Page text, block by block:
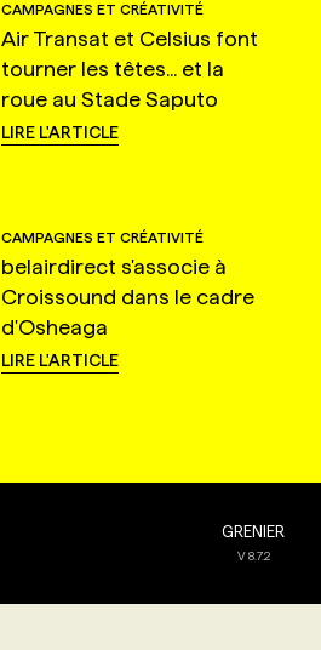
CAMPAGNES ET CRÉATIVITÉ
Air Transat et Celsius font
tourner les têtes... et la
roue au Stade Saputo
LIRE L'ARTICLE
CAMPAGNES ET CRÉATIVITÉ
belairdirect s'associe à
Croissound dans le cadre
d'Osheaga
LIRE L'ARTICLE
GRENIER
V8.7.2